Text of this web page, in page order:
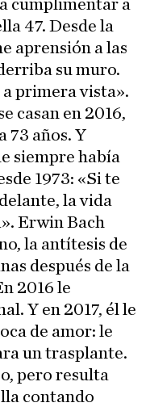
cumplimentar a
47. Desde la
aprensión a las
su muro.
primera vista».
casan en 2016,
73 años. Y
siempre había
1973: «Si te
la vida
Erwin Bach
la antítesis de
después de la
2016 le
Y en 2017, él le
de amor: le
un trasplante.
pero resulta
contando